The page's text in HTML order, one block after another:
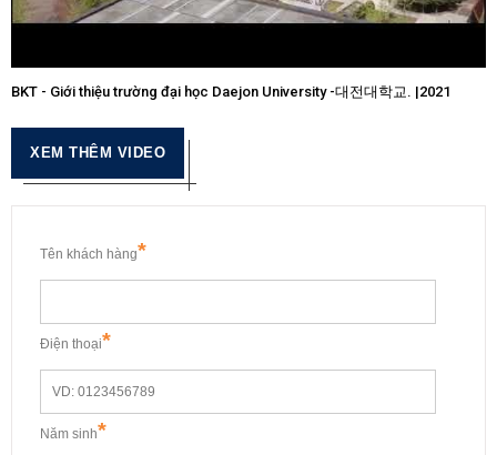
BKT - Giới thiệu trường đại học Daejon University -대전대학교. |2021
XEM THÊM VIDEO
Tên khách hàng*
Điện thoại*
Năm sinh*